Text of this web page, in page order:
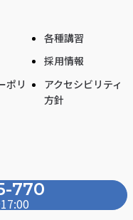
各種講習
採用情報
ポリ
アクセシビリティ
方針
770